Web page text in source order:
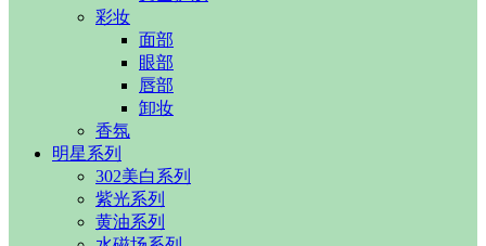
彩妆
面部
眼部
唇部
卸妆
香氛
明星系列
302美白系列​
紫光系列
黄油系列​